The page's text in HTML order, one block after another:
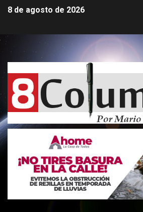
8 de agosto de 2026